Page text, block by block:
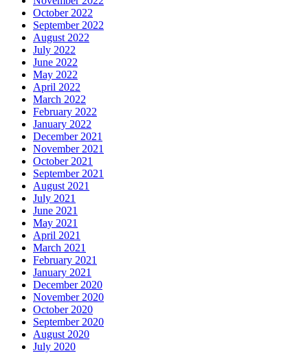
October 2022
September 2022
August 2022
July 2022
June 2022
May 2022
April 2022
March 2022
February 2022
January 2022
December 2021
November 2021
October 2021
September 2021
August 2021
July 2021
June 2021
May 2021
April 2021
March 2021
February 2021
January 2021
December 2020
November 2020
October 2020
September 2020
August 2020
July 2020